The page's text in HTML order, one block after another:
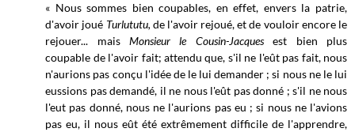
« Nous sommes bien coupables, en effet, envers la patrie,
d'avoir joué Turlututu, de l'avoir rejoué, et de vouloir encore le
rejouer... maisMonsieur le Cousin-Jacquesest bien plus
coupable de l'avoir fait; attendu que, s'il ne l'eût pas fait, nous
n'aurions pas conçu l'idée de le lui demander ; si nous ne le lui
eussions pas demandé, il ne nous l'eût pas donné ; s'il ne nous
l'eut pas donné, nous ne l'aurions pas eu ; si nous ne l'avions
pas eu, il nous eût été extrêmement difficile de l'apprendre,